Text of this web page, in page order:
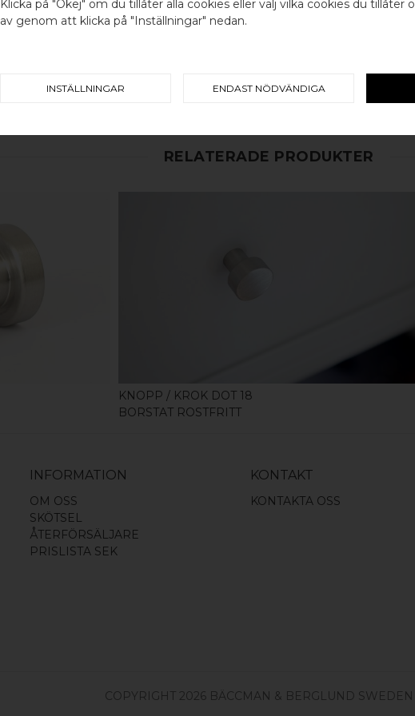
Välj land / Choose country
100% ÄKTA METALL -
koppar, rostfritt stål
väldigt lång livslängd
RELATERADE PRODUKTER
KNOPP / KROK DOT 18
BORSTAT ROSTFRITT
INFORMATION
OM OSS
SKÖTSEL
ÅTERFÖRSÄLJARE
PRISLISTA SEK
KONTAKT
KONTAKTA OSS
COPYRIGHT 2026 BÄCCMAN & BERGLUND
Klicka på "Okej" om du tillåter alla cookies eller välj vilka cookies du tillåter
av genom att klicka på "Inställningar" nedan.
INSTÄLLNINGAR ENDAST NÖDVÄNDIGA